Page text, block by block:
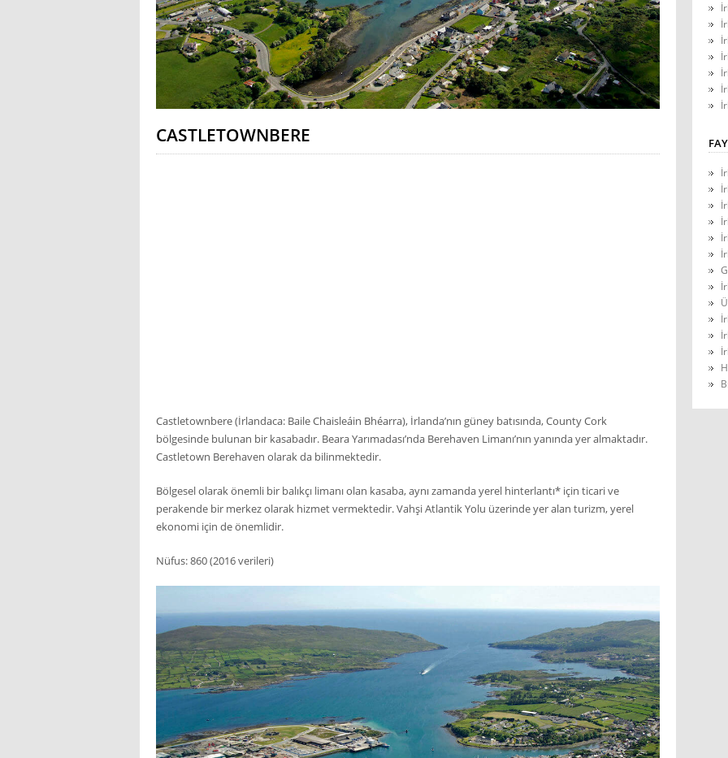
CASTLETOWNBERE
Castletownbere (İrlandaca: Baile Chaisleáin Bhéarra), İrlanda’nın güney batısında, County Cork
bölgesinde bulunan bir kasabadır. Beara Yarımadası’nda Berehaven Limanı’nın yanında yer almaktadır.
Castletown Berehaven olarak da bilinmektedir.
Bölgesel olarak önemli bir balıkçı limanı olan kasaba, aynı zamanda yerel hinterlantı* için ticari ve
perakende bir merkez olarak hizmet vermektedir. Vahşi Atlantik Yolu üzerinde yer alan turizm, yerel
ekonomi için de önemlidir.
Nüfus: 860 (2016 verileri)